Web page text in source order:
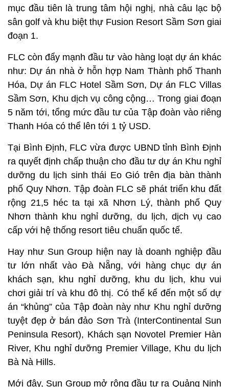
mục đầu tiên là trung tâm hội nghị, nhà câu lạc bộ
sân golf và khu biệt thự Fusion Resort Sầm Sơn giai
đoạn 1.
FLC còn đẩy mạnh đầu tư vào hàng loạt dự án khác
như: Dự án nhà ở hỗn hợp Nam Thành phố Thanh
Hóa, Dự án FLC Hotel Sầm Sơn, Dự án FLC Villas
Sầm Sơn, Khu dịch vụ công cộng… Trong giai đoạn
5 năm tới, tổng mức đầu tư của Tập đoàn vào riêng
Thanh Hóa có thể lên tới 1 tỷ USD.
Tại Bình Định, FLC vừa được UBND tỉnh Bình Định
ra quyết định chấp thuận cho đầu tư dự án Khu nghỉ
dưỡng du lịch sinh thái Eo Gió trên địa bàn thành
phố Quy Nhơn. Tập đoàn FLC sẽ phát triển khu đất
rộng 21,5 héc ta tại xã Nhơn Lý, thành phố Quy
Nhơn thành khu nghỉ dưỡng, du lịch, dịch vụ cao
cấp với hệ thống resort tiêu chuẩn quốc tế.
Hay như Sun Group hiện nay là doanh nghiệp đầu
tư lớn nhất vào Đà Nẵng, với hàng chục dự án
khách sạn, khu nghỉ dưỡng, khu du lịch, khu vui
chơi giải trí và khu đô thị. Có thể kể đến một số dự
án “khủng” của Tập đoàn này như Khu nghỉ dưỡng
tuyệt đẹp ở bán đảo Sơn Trà (InterContinental Sun
Peninsula Resort), Khách sạn Novotel Premier Hàn
River, Khu nghỉ dưỡng Premier Village, Khu du lịch
Bà Nà Hills.
Mới đây, Sun Group mở rộng đầu tư ra Quảng Ninh